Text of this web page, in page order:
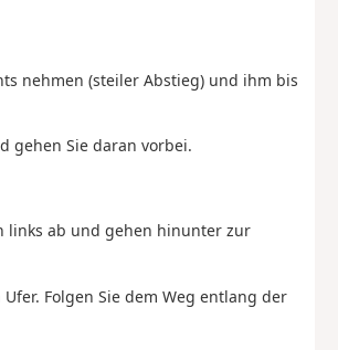
nehmen (steiler Abstieg) und ihm bis
gehen Sie daran vorbei.
links ab und gehen hinunter zur
Folgen Sie dem Weg entlang der